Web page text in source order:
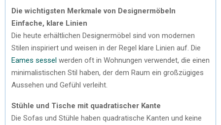
Die wichtigsten Merkmale von Designermöbeln
Einfache, klare Linien
Die heute erhältlichen Designermöbel sind von modernen
Stilen inspiriert und weisen in der Regel klare Linien auf. Die
Eames sessel werden oft in Wohnungen verwendet, die einen
minimalistischen Stil haben, der dem Raum ein großzügiges
Aussehen und Gefühl verleiht.
Stühle und Tische mit quadratischer Kante
Die Sofas und Stühle haben quadratische Kanten und keine